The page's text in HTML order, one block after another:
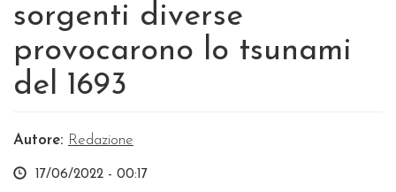
sorgenti diverse
provocarono lo tsunami
del 1693
Autore: Redazione
17/06/2022 - 00:17